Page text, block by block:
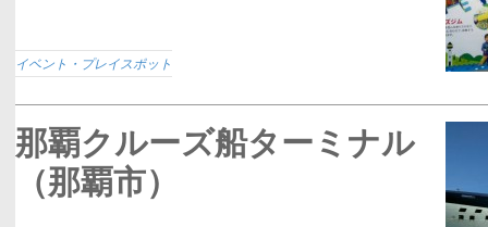
イベント・プレイスポット
那覇クルーズ船ターミナル
（那覇市）